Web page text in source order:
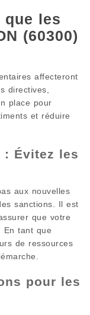
que les
(60300)
affecteront
directives,
place pour
et réduire
: Évitez les
aux nouvelles
sanctions. Il est
que votre
En tant que
de ressources
pour les